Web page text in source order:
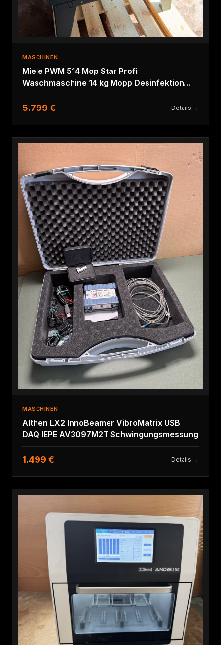
MASCHINEN
Miele PWM 514 Mop Star Profi
Waschmaschine 14 kg Mopp Desinfektion
400V 2021 EL
5.799 € Details →
MASCHINEN
Althen LX2 InnoBeamer VibroMatrix USB
DAQ IEPE AV3097M2T Schwingungsmessung
1.499 € Details →